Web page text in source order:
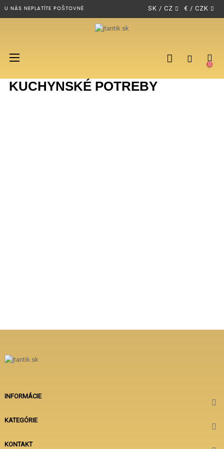
U NÁS NEPLATÍTE POŠTOVNÉ
Toggle
☰
0
KUCHYNSKÉ POTREBY
INFORMÁCIE

KATEGÓRIE

KONTAKT